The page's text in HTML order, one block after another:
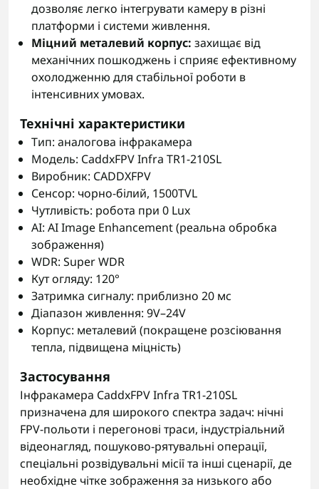
дозволяє легко інтегрувати камеру в різні
платформи і системи живлення.
Міцний металевий корпус: захищає від
механічних пошкоджень і сприяє ефективному
охолодженню для стабільної роботи в
інтенсивних умовах.
Технічні характеристики
Тип: аналогова інфракамера
Модель: CaddxFPV Infra TR1-210SL
Виробник: CADDXFPV
Сенсор: чорно-білий, 1500TVL
Чутливість: робота при 0 Lux
AI: AI Image Enhancement (реальна обробка
зображення)
WDR: Super WDR
Кут огляду: 120°
Затримка сигналу: приблизно 20 мс
Діапазон живлення: 9V–24V
Корпус: металевий (покращене розсіювання
тепла, підвищена міцність)
Застосування
Інфракамера CaddxFPV Infra TR1-210SL
призначена для широкого спектра задач: нічні
FPV-польоти і перегонові траси, індустріальний
відеонагляд, пошуково-рятувальні операції,
спеціальні розвідувальні місії та інші сценарії, де
необхідне чітке зображення за низького або